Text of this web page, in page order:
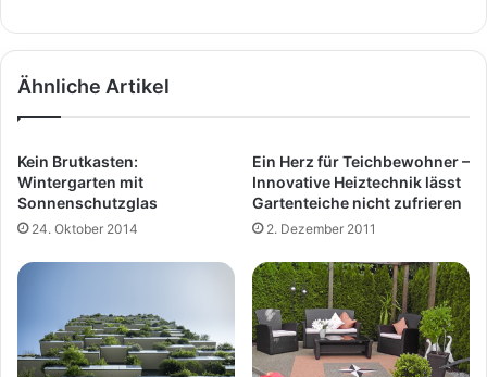
Ähnliche Artikel
Kein Brutkasten:
Wintergarten mit
Sonnenschutzglas
24. Oktober 2014
Ein Herz für Teichbewohner –
Innovative Heiztechnik lässt
Gartenteiche nicht zufrieren
2. Dezember 2011